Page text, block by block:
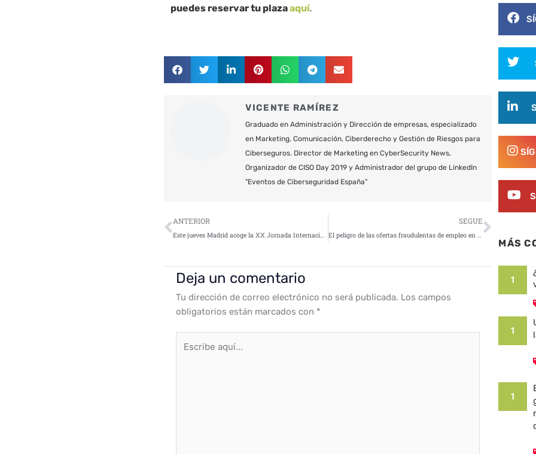
puedes reservar tu plazaaquí.
VICENTE RAMÍREZ
Graduado en Administración y Dirección de empresas, especializado
en Marketing, Comunicación, Ciberderecho y Gestión de Riesgos para
Ciberseguros. Director de Marketing en CyberSecurity News,
Organizador de CISO Day 2019 y Administrador del grupo de LinkedIn
"Eventos de Ciberseguridad España"
Ant
ANTERIOR
Este jueves Madrid acoge la XX Jornada Internacional de Seguridad de la Información
SEGUE
El peligro de las ofertas fraudulentas de empleo en Internet
Deja un comentario
Tu dirección de correo electrónico no será publicada. Los campos
obligatorios están marcados con *
aquí...
MÁS
1
1
1